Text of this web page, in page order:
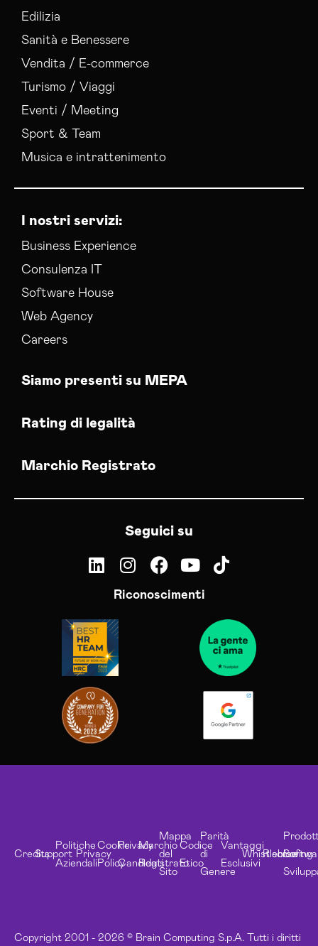
Edilizia
Sanità e Benessere
Vendita / E-commerce
Turismo / Viaggi
Eventi / Meeting
Sport & Team
Musica e intrattenimento
I nostri servizi:
Business Experience
Consulenza IT
Software House
Web Agency
Careers
Siamo presenti su MEPA
Rating di legalità
Marchio Registrato
Seguici su
Riconoscimenti
Copyright 2001 - 2026 © Brain Computing S.p.A. Tutti i diritti
CreditsSupport
Politiche
Aziendali
Privacy
Cookie
Policy
Privacy
Candidati
Marchio
Registrato
Mappa
del
Sito
Codice
Etico
Parità
di
Genere
Vantaggi
Esclusivi
Whistleblowing
Risorse